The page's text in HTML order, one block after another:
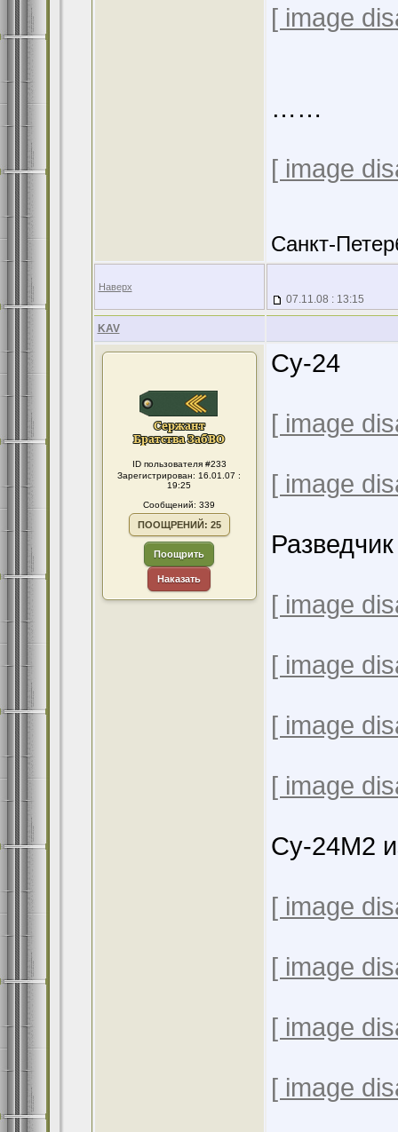
[ image
……
[ image
Санкт-
Наверх
07.11.08 : 13:15
KAV
ID пользователя #233
Зарегистрирован: 16.01.07 :
19:25
Сообщений: 339
ПООЩРЕНИЙ: 25
Поощрить
Наказать
Су-24
[ image
[ image
[ image
[ image
[ image
[ image
Су-24М2
[ image
[ image
[ image
[ image